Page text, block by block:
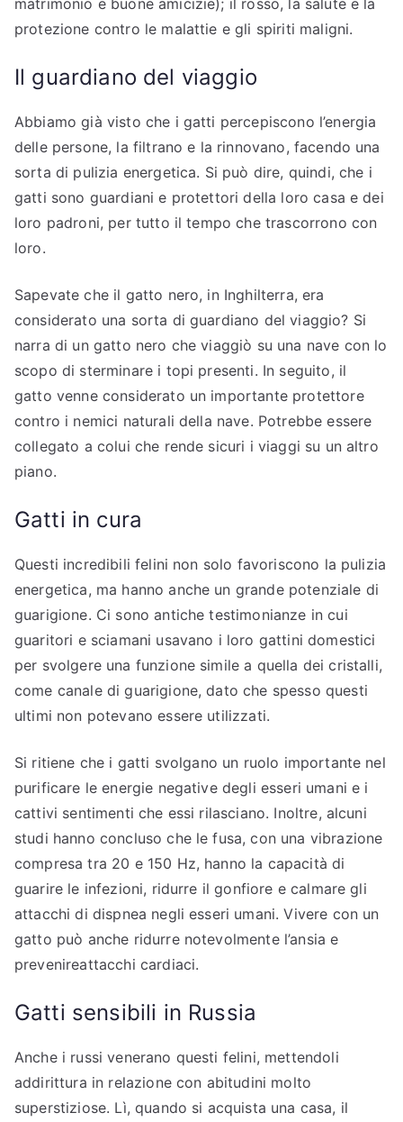
protezione contro le malattie e gli spiriti maligni.
Il guardiano del viaggio
Abbiamo già visto che i gatti percepiscono l’energia
delle persone, la filtrano e la rinnovano, facendo una
sorta di pulizia energetica. Si può dire, quindi, che i
gatti sono guardiani e protettori della loro casa e dei
loro padroni, per tutto il tempo che trascorrono con
loro.
Sapevate che il gatto nero, in Inghilterra, era
considerato una sorta di guardiano del viaggio? Si
narra di un gatto nero che viaggiò su una nave con lo
scopo di sterminare i topi presenti. In seguito, il
gatto venne considerato un importante protettore
contro i nemici naturali della nave. Potrebbe essere
collegato a colui che rende sicuri i viaggi su un altro
piano.
Gatti in cura
Questi incredibili felini non solo favoriscono la pulizia
energetica, ma hanno anche un grande potenziale di
guarigione. Ci sono antiche testimonianze in cui
guaritori e sciamani usavano i loro gattini domestici
per svolgere una funzione simile a quella dei cristalli,
come canale di guarigione, dato che spesso questi
ultimi non potevano essere utilizzati.
Si ritiene che i gatti svolgano un ruolo importante nel
purificare le energie negative degli esseri umani e i
cattivi sentimenti che essi rilasciano. Inoltre, alcuni
studi hanno concluso che le fusa, con una vibrazione
compresa tra 20 e 150 Hz, hanno la capacità di
guarire le infezioni, ridurre il gonfiore e calmare gli
attacchi di dispnea negli esseri umani. Vivere con un
gatto può anche ridurre notevolmente l’ansia e
prevenireattacchi cardiaci.
Gatti sensibili in Russia
Anche i russi venerano questi felini, mettendoli
addirittura in relazione con abitudini molto
superstiziose. Lì, quando si acquista una casa, il